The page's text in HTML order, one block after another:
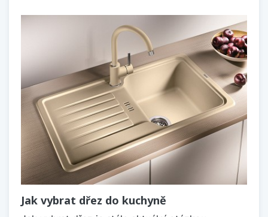
Jak vybrat dřez do kuchyně